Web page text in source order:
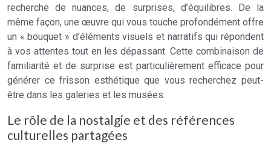
recherche de nuances, de surprises, d’équilibres. De la
même façon, une œuvre qui vous touche profondément offre
un « bouquet » d’éléments visuels et narratifs qui répondent
à vos attentes tout en les dépassant. Cette combinaison de
familiarité et de surprise est particulièrement efficace pour
générer ce frisson esthétique que vous recherchez peut-
être dans les galeries et les musées.
Le rôle de la nostalgie et des références
culturelles partagées